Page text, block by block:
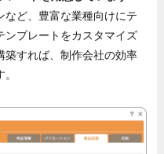
など、豊富な業種向けにテ
ンプレートをカスタマイズ
築すれば、制作会社の効率